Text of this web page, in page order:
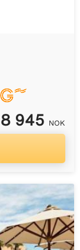
8 945 NOK